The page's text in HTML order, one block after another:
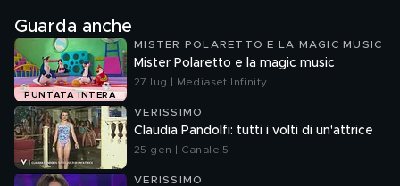
Guarda anche
PUNTATA INTERA
MISTER POLARETTO E LA MAGIC MUSIC
Mister Polaretto e la magic music
27 lug | Mediaset Infinity
VERISSIMO
Claudia Pandolfi: tutti i volti di un'attrice
25 gen | Canale 5
VERISSIMO